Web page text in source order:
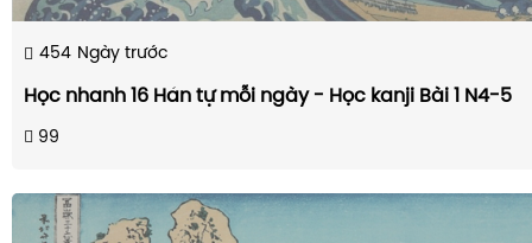
454 Ngày trước
Học nhanh 16 Hán tự mỗi ngày - Học kanji Bài 1 N4-5
99